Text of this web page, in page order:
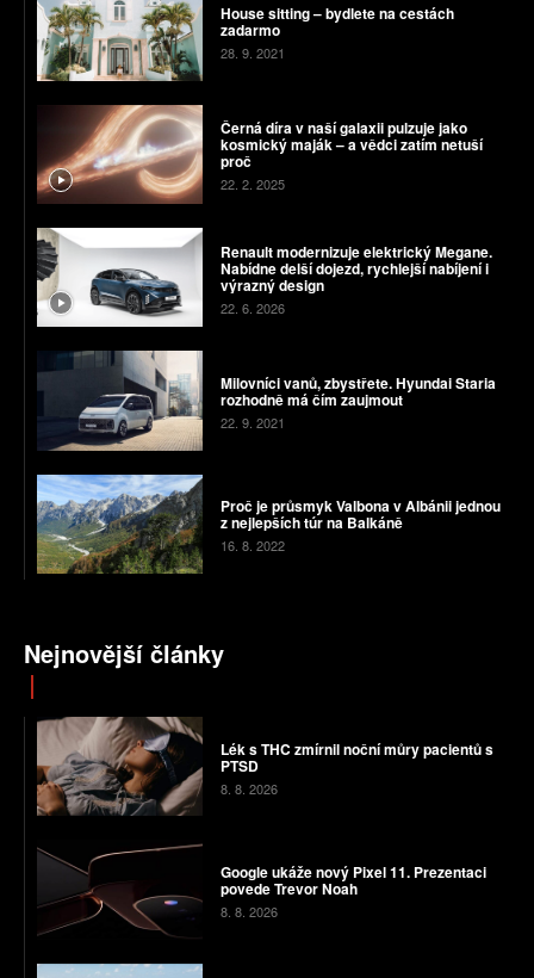
House sitting – bydlete na cestách
zadarmo
28. 9. 2021
Černá díra v naší galaxii pulzuje jako
kosmický maják – a vědci zatím netuší
proč
22. 2. 2025
Renault modernizuje elektrický Megane.
Nabídne delší dojezd, rychlejší nabíjení i
výrazný design
22. 6. 2026
Milovníci vanů, zbystřete. Hyundai Staria
rozhodně má čím zaujmout
22. 9. 2021
Proč je průsmyk Valbona v Albánii jednou
z nejlepších túr na Balkáně
16. 8. 2022
Nejnovější články
Lék s THC zmírnil noční můry pacientů s
PTSD
8. 8. 2026
Google ukáže nový Pixel 11. Prezentaci
povede Trevor Noah
8. 8. 2026